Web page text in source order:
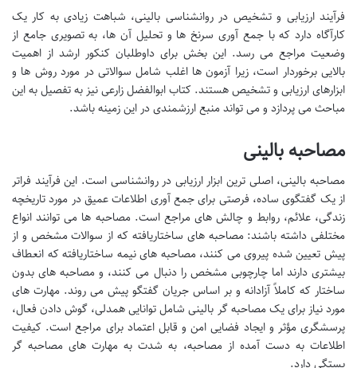
فرآیند ارزیابی و تشخیص در روانشناسی بالینی، شباهت زیادی به کار یک
کارآگاه دارد که با جمع آوری سرنخ ها و تحلیل آن ها، به تصویری جامع از
وضعیت مراجع می رسد. این بخش برای داوطلبان کنکور ارشد از اهمیت
بالایی برخوردار است، زیرا آزمون ها اغلب شامل سوالاتی در مورد روش ها و
ابزارهای ارزیابی و تشخیص هستند. کتاب ابوالفضل زارعی نیز به تفصیل به این
مباحث می پردازد و می تواند منبع ارزشمندی در این زمینه باشد.
مصاحبه بالینی
مصاحبه بالینی، اصلی ترین ابزار ارزیابی در روانشناسی است. این فرآیند فراتر
از یک گفتگوی ساده، فرصتی برای جمع آوری اطلاعات عمیق در مورد تاریخچه
زندگی، علائم، روابط و چالش های مراجع است. مصاحبه ها می توانند انواع
مختلفی داشته باشند: مصاحبه های ساختاریافته که از سوالات مشخص و از
پیش تعیین شده پیروی می کنند، مصاحبه های نیمه ساختاریافته که انعطاف
بیشتری دارند اما چارچوبی مشخص را دنبال می کنند، و مصاحبه های بدون
ساختار که کاملاً آزادانه و بر اساس جریان گفتگو پیش می روند. مهارت های
مورد نیاز برای یک مصاحبه گر بالینی شامل توانایی همدلی، گوش دادن فعال،
پرسشگری مؤثر و ایجاد فضایی امن و قابل اعتماد برای مراجع است. کیفیت
اطلاعات به دست آمده از مصاحبه، به شدت به مهارت های مصاحبه گر
بستگی دارد.